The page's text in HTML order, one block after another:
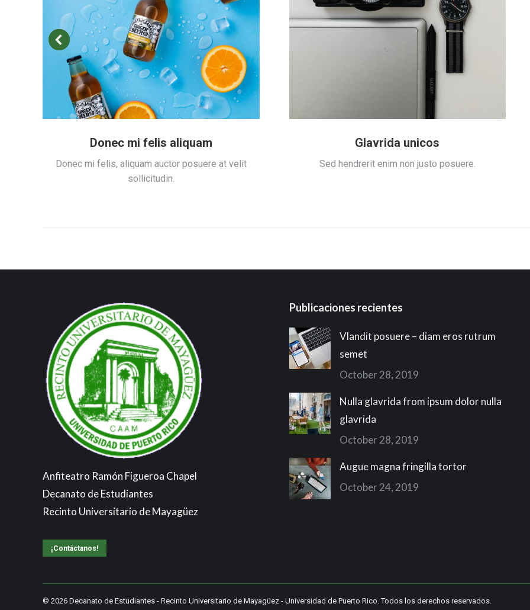
Donec mi felis aliquam
Donec mi felis, aliquam auctor posuere at velit
sollicitudin.
Glavrida unicos
Sed hendrerit enim non justo posuere.
Anfiteatro Ramón Figueroa Chapel
Decanato de Estudiantes
Recinto Universitario de Mayagüez
¡Contáctanos!
Publicaciones recientes
Vlandit posuere – diam eros rutrum
semet
October 28, 2019
Nulla glavrida from ipsum dolor nulla
glavrida
October 28, 2019
Augue magna fringilla tortor
October 24, 2019
© 2026 Decanato de Estudiantes - Recinto Universitario de Mayagüez - Universidad de Puerto Rico. Todos los derechos reservados.